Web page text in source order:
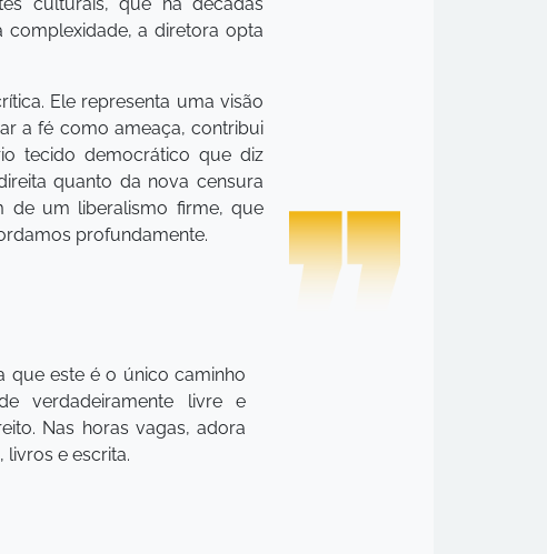
complexidade, a diretora opta
Ele representa uma visão
a fé como ameaça, contribui
tecido democrático que diz
quanto da nova censura
de um liberalismo firme, que
profundamente.
que este é o único caminho
verdadeiramente livre e
Nas horas vagas, adora
e escrita.